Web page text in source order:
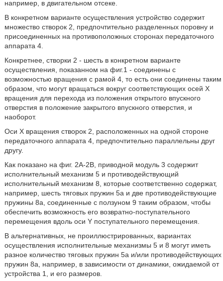
например, в двигательном отсеке.
В конкретном варианте осуществления устройство содержит
множество створок 2, предпочтительно разделенных поровну и
присоединенных на противоположных сторонах передаточного
аппарата 4.
Конкретнее, створки 2 - шесть в конкретном варианте
осуществления, показанном на фиг.1 - соединены с
возможностью вращения с рамой 4, то есть они соединены таким
образом, что могут вращаться вокруг соответствующих осей X
вращения для перехода из положения открытого впускного
отверстия в положение закрытого впускного отверстия, и
наоборот.
Оси X вращения створок 2, расположенных на одной стороне
передаточного аппарата 4, предпочтительно параллельны друг
другу.
Как показано на фиг. 2A-2B, приводной модуль 3 содержит
исполнительный механизм 5 и противодействующий
исполнительный механизм 8, которые соответственно содержат,
например, шесть тяговых пружин 5a и две противодействующие
пружины 8a, соединенные с ползуном 9 таким образом, чтобы
обеспечить возможность его возвратно-поступательного
перемещения вдоль оси Y поступательного перемещения.
В альтернативных, не проиллюстрированных, вариантах
осуществления исполнительные механизмы 5 и 8 могут иметь
разное количество тяговых пружин 5а и/или противодействующих
пружин 8а, например, в зависимости от динамики, ожидаемой от
устройства 1, и его размеров.